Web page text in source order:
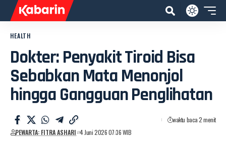
HEALTH
Dokter: Penyakit Tiroid Bisa
Sebabkan Mata Menonjol
hingga Gangguan Penglihatan
PEWARTA: FITRA ASHARI 4 Juni 2026 07:36 WIB
waktu baca 2 menit